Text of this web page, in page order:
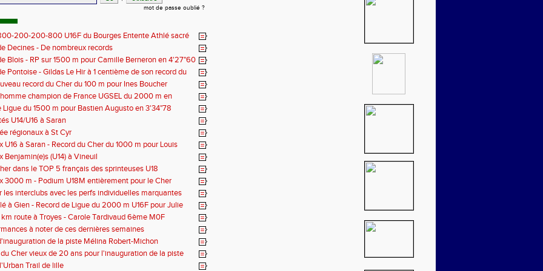
mot de passe oublié ?
200-200-800 U16F du Bourges Entente Athlé sacré
France
Decines - De nombreux records
Blois - RP sur 1500 m pour Camille Berneron en 4'27"60
Pontoise - Gildas Le Hir à 1 centième de son record du
m record du Cher du 100 m pour Ines Boucher
champion de France UGSEL du 2000 m en
Ligue du 1500 m pour Bastien Augusto en 3'34"78
U14/U16 à Saran
régionaux à St Cyr
U16 à Saran - Record du Cher du 1000 m pour Louis
- 2'38"80
Benjamin(e)s (U14) à Vineuil
dans le TOP 5 français des sprinteuses U18
3000 m - Podium U18M entièrement pour le Cher
les interclubs avec les perfs individuelles marquantes
à Gien - Record de Ligue du 2000 m U16F pour Julie
km route à Troyes - Carole Tardivaud 6ème M0F
à noter de ces dernières semaines
de la piste Mélina Robert-Michon
Cher vieux de 20 ans pour l'inauguration de la piste
Michon
Trail de lille